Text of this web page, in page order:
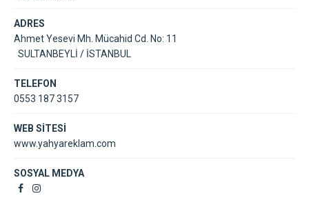
ADRES
Ahmet Yesevi Mh. Mücahid Cd. No: 11
SULTANBEYLİ / İSTANBUL
TELEFON
0553 187 3157
WEB SİTESİ
www.yahyareklam.com
SOSYAL MEDYA